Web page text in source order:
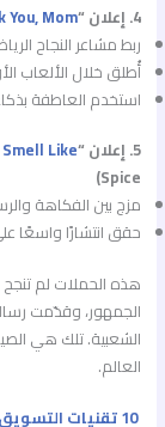
4. إعلان “
You, Mom
ربط مشاعر النجاح
أُطلق خلال الألعاب
استخدم العاطفة
5. إعلان “
Like
Spice)
مزج بين الفكاهة
حقق انتشارًا واسعًا
هذه الحملات لم تنجح
الجمهور، وقدّمت
الشعبية. تلك هي
العالم.
10 تقنيات التسويق الرقمي الحديثة ترفع مبيعاتك إلى مستوى جديد